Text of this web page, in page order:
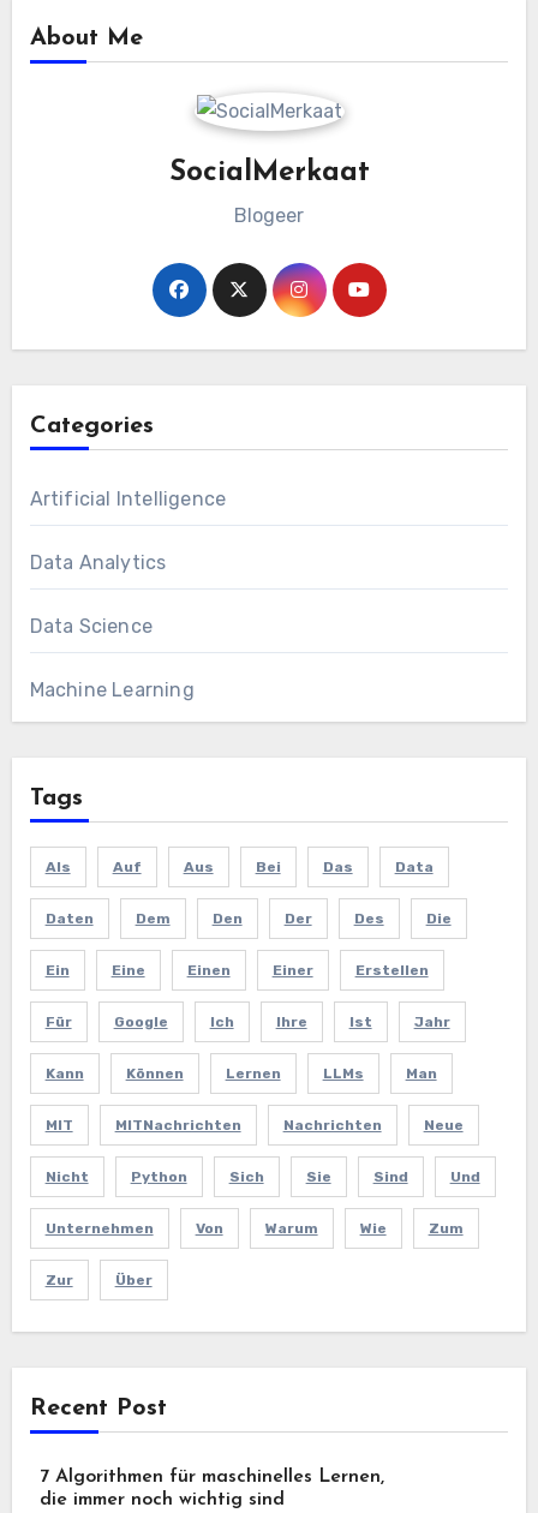
About Me
SocialMerkaat
Blogeer
Categories
Artificial Intelligence
Data Analytics
Data Science
Machine Learning
Tags
Als Auf Aus Bei Das Data
Daten Dem Den Der Des Die
Ein Eine Einen Einer Erstellen
Für Google Ich Ihre Ist Jahr
Kann Können Lernen LLMs Man
MIT MITNachrichten Nachrichten Neue
Nicht Python Sich Sie Sind Und
Unternehmen Von Warum Wie Zum
Zur Über
Recent Post
7 Algorithmen für maschinelles Lernen,
die immer noch wichtig sind